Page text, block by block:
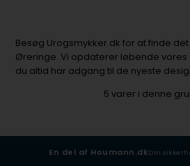
Besøg Urogsmykker.dk for at finde
Øreringe. Vi opdaterer løbende vores
du altid har adgang til de nyeste
5 varer i denne
En del af Houmann.dkDin